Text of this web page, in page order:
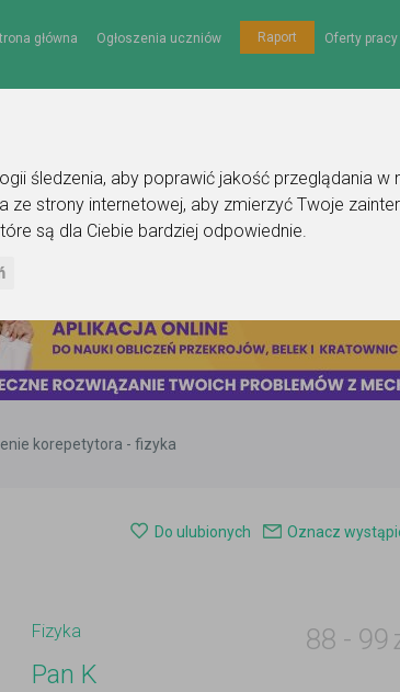
śledzenia, aby poprawić jakość przeglądania w
ze strony internetowej, aby zmierzyć Twoje
są dla Ciebie bardziej odpowiednie.
główna Ogłoszenia uczniów Raport Oferty pracy
korepetytora - fizyka
Do ulubionych Oznacz
Fizyka 88 - 99
Pan K